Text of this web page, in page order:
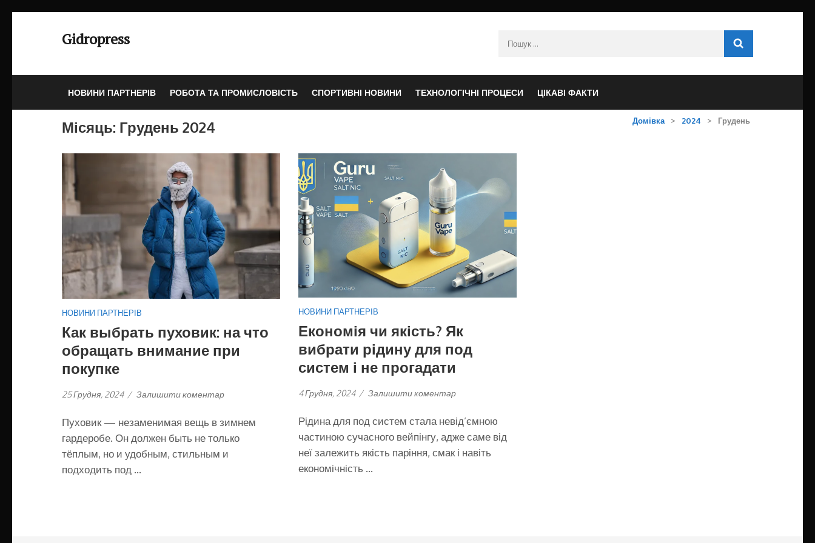
Gidropress
НОВИНИ ПАРТНЕРІВ РОБОТА ТА ПРОМИСЛОВІСТЬ СПОРТИВНІ НОВИНИ ТЕХНОЛОГІЧНІ ПРОЦЕСИ ЦІКАВІ ФАКТИ
Місяць: Грудень 2024 Домівка > 2024 > Грудень
НОВИНИ ПАРТНЕРІВ
Как выбрать пуховик: на что
обращать внимание при
покупке
25 Грудня, 2024 / Залишити коментар
Пуховик — незаменимая вещь в зимнем
гардеробе. Он должен быть не только
тёплым, но и удобным, стильным и
подходить под …
НОВИНИ ПАРТНЕРІВ
Економія чи якість? Як
вибрати рідину для под
систем і не прогадати
4 Грудня, 2024 / Залишити коментар
Рідина для под систем стала невід’ємною
частиною сучасного вейпінгу, адже саме від
неї залежить якість паріння, смак і навіть
економічність …